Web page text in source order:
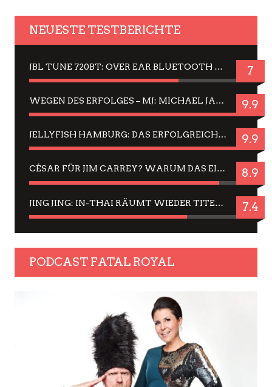
NEUESTE TESTBERICHTE
JBL TUNE 720BT: OVER EAR BLUETOOTH KOPFHÖRER UM DIE 50,-€ IM DAUER-TEST 7
WEGEN DES ERFOLGES – MJ: MICHAEL JACKSON MUSICAL IN EINER MATINEE SEHEN 9.9
JELLYFISH HAMBURG: DAS ERFOLGREICHE SOMMER-MENÜ 2025 IN GEFÜHLEN UND BILDERN 9.9
CÉSAR FÜR JIM CARREY? WARUM DAS EINER DER NERVIGSTEN ACTORS IST UND BLEIBT 8.9
JING JING: IN-THAI RÄUMT WIEDER TITEL AB – EIN ZWEI-STUNDEN-ERLEBNISBERICHT 7.4
PODCAST FATAL ROYAL